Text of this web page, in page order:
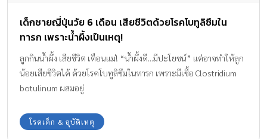
เด็กชายญี่ปุ่นวัย 6 เดือน เสียชีวิตด้วยโรคโบทูลิซึมใน
ทารก เพราะน้ำผึ้งเป็นเหตุ!
ลูกกินน้ำผึ้ง เสียชีวิต เตือนแม่! “น้ำผึ้งดี...มีปะโยชน์” แต่อาจทำให้ลูก
น้อยเสียชีวิตได้ ด้วยโรคโบทูลิซึมในทารก เพราะมีเชื้อ Clostridium
botulinum ผสมอยู่
โรคเด็ก & อุบัติเหตุ